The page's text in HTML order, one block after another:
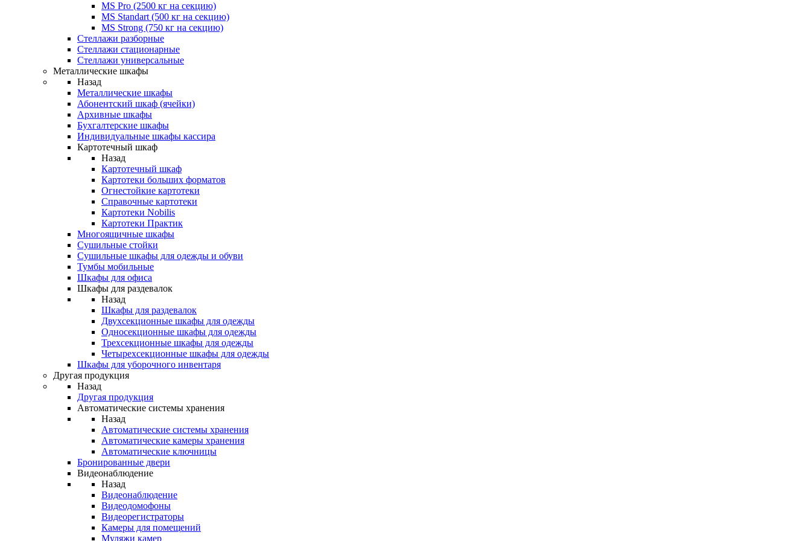
MS Pro (2500 кг на секцию)
MS Standart (500 кг на секцию)
MS Strong (750 кг на секцию)
Стеллажи разборные
Стеллажи стационарные
Стеллажи универсальные
Металлические шкафы
Назад
Металлические шкафы
Абонентский шкаф (ячейки)
Архивные шкафы
Бухгалтерские шкафы
Индивидуальные шкафы кассира
Картотечный шкаф
Назад
Картотечный шкаф
Картотеки больших форматов
Огнестойкие картотеки
Справочные картотеки
Картотеки Nobilis
Картотеки Практик
Многоящичные шкафы
Сушильные стойки
Сушильные шкафы для одежды и обуви
Тумбы мобильные
Шкафы для офиса
Шкафы для раздевалок
Назад
Шкафы для раздевалок
Двухсекционные шкафы для одежды
Односекционные шкафы для одежды
Трехсекционные шкафы для одежды
Четырехсекционные шкафы для одежды
Шкафы для уборочного инвентаря
Другая продукция
Назад
Другая продукция
Автоматические системы хранения
Назад
Автоматические системы хранения
Автоматические камеры хранения
Автоматические ключницы
Бронированные двери
Видеонаблюдение
Назад
Видеонаблюдение
Видеодомофоны
Видеорегистраторы
Камеры для помещений
Муляжи камер